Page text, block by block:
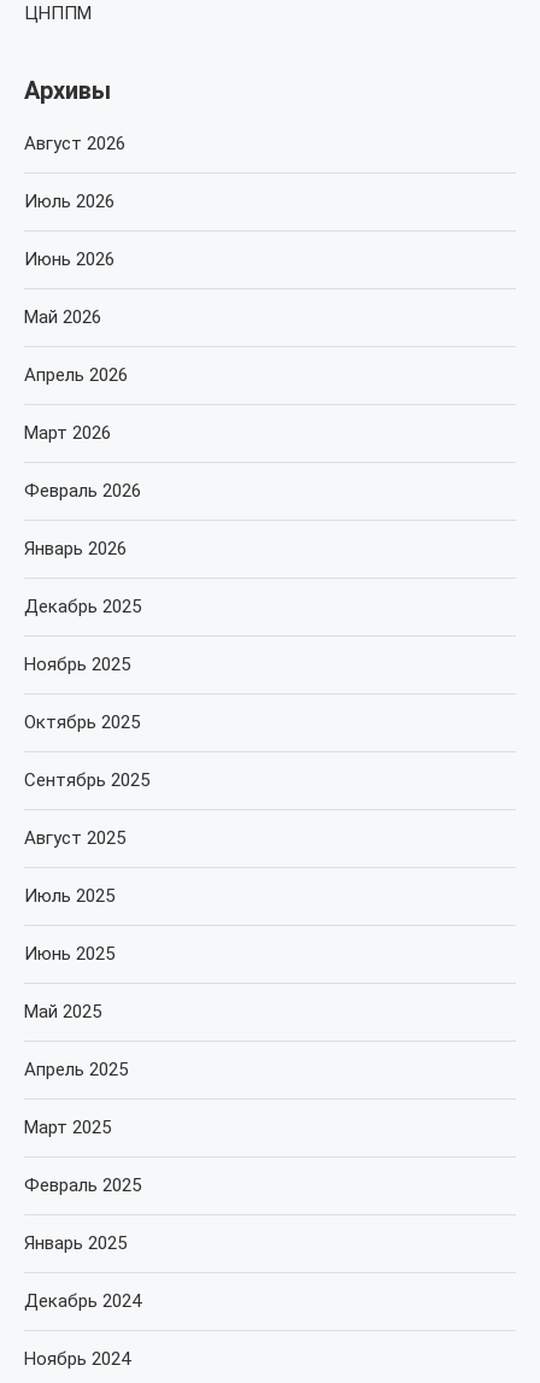
ЦНППМ
Архивы
Август 2026
Июль 2026
Июнь 2026
Май 2026
Апрель 2026
Март 2026
Февраль 2026
Январь 2026
Декабрь 2025
Ноябрь 2025
Октябрь 2025
Сентябрь 2025
Август 2025
Июль 2025
Июнь 2025
Май 2025
Апрель 2025
Март 2025
Февраль 2025
Январь 2025
Декабрь 2024
Ноябрь 2024